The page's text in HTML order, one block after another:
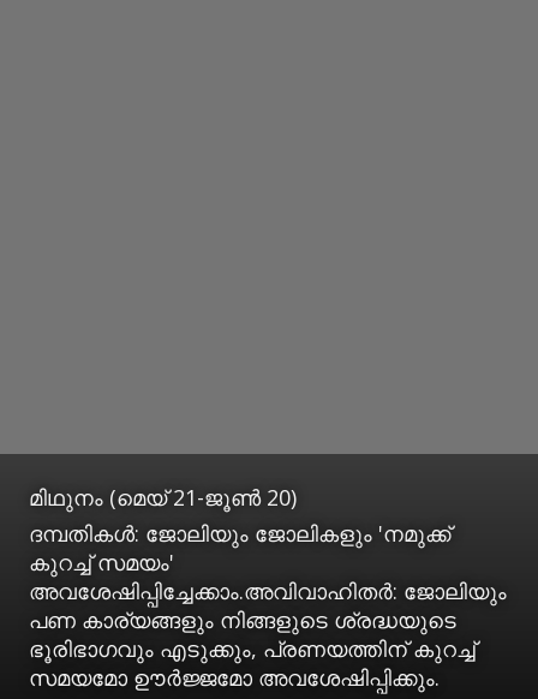
മിഥുനം (മെയ് 21-ജൂണ്‍ 20)
ദമ്പതികള്‍: ജോലിയും ജോലികളും 'നമുക്ക്
കുറച്ച് സമയം'
അവശേഷിപ്പിച്ചേക്കാം.അവിവാഹിതര്‍: ജോലിയും
പണ കാര്യങ്ങളും നിങ്ങളുടെ ശ്രദ്ധയുടെ
ഭൂരിഭാഗവും എടുക്കും, പ്രണയത്തിന് കുറച്ച്
സമയമോ ഊര്‍ജ്ജമോ അവശേഷിപ്പിക്കും.